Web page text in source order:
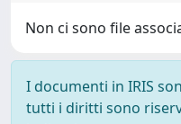
Non ci sono file
I documenti in IRIS
tutti i diritti sono